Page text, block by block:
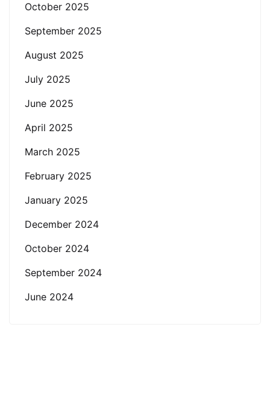
October 2025
September 2025
August 2025
July 2025
June 2025
April 2025
March 2025
February 2025
January 2025
December 2024
October 2024
September 2024
June 2024